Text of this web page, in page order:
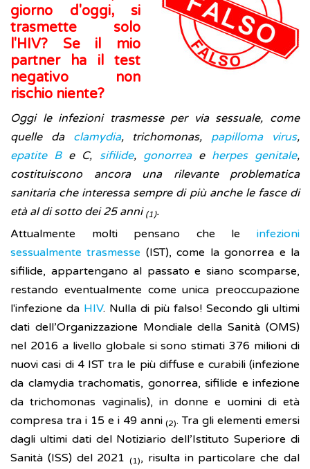
giorno d'oggi, si
trasmette solo
l'HIV? Se il mio
partner ha il test
negativo non
rischio niente?
Oggi le infezioni trasmesse per via sessuale, come
quelle da clamydia, trichomonas, papilloma virus,
epatite Be C, sifilide, gonorreae herpes genitale,
costituiscono ancora una rilevante problematica
sanitaria che interessa sempre di più anche le fasce di
età al di sotto dei 25 anni (1).
Attualmente molti pensano che le infezioni
sessualmente trasmesse (IST), come la gonorrea e la
sifilide, appartengano al passato e siano scomparse,
restando eventualmente come unica preoccupazione
l'infezione da HIV. Nulla di più falso! Secondo gli ultimi
dati dell’Organizzazione Mondiale della Sanità (OMS)
nel 2016 a livello globale si sono stimati 376 milioni di
nuovi casi di 4 IST tra le più diffuse e curabili (infezione
da clamydia trachomatis, gonorrea, sifilide e infezione
da trichomonas vaginalis), in donne e uomini di età
compresa tra i 15 e i 49 anni (2). Tra gli elementi emersi
dagli ultimi dati del Notiziario dell’Istituto Superiore di
Sanità (ISS) del 2021(1), risulta in particolare che dal